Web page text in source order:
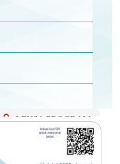
LENSA PROGRAM